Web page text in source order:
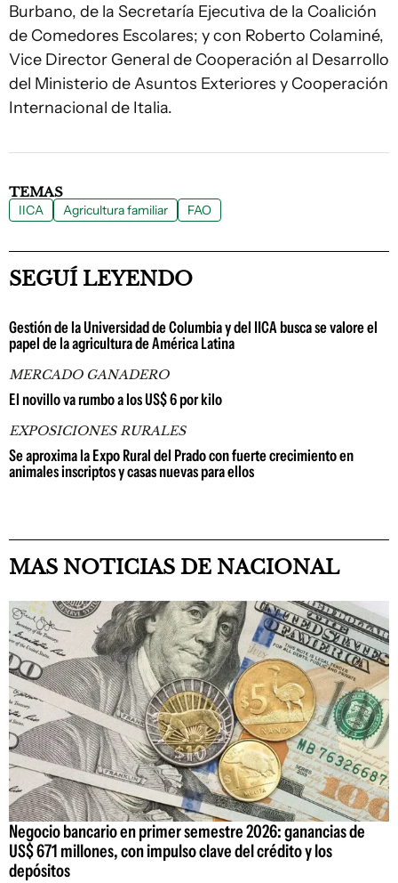
Burbano, de la Secretaría Ejecutiva de la Coalición
de Comedores Escolares; y con Roberto Colaminé,
Vice Director General de Cooperación al Desarrollo
del Ministerio de Asuntos Exteriores y Cooperación
Internacional de Italia.
TEMAS
IICA Agricultura familiar FAO
SEGUÍ LEYENDO
Gestión de la Universidad de Columbia y del IICA busca se valore el
papel de la agricultura de América Latina
MERCADO GANADERO
El novillo va rumbo a los US$ 6 por kilo
EXPOSICIONES RURALES
Se aproxima la Expo Rural del Prado con fuerte crecimiento en
animales inscriptos y casas nuevas para ellos
MAS NOTICIAS DE NACIONAL
Negocio bancario en primer semestre 2026: ganancias de
US$ 671 millones, con impulso clave del crédito y los
depósitos